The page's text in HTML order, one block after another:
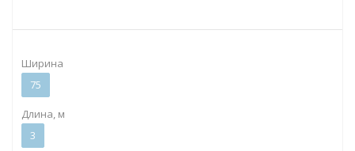
Ширина
75
Длина, м
3